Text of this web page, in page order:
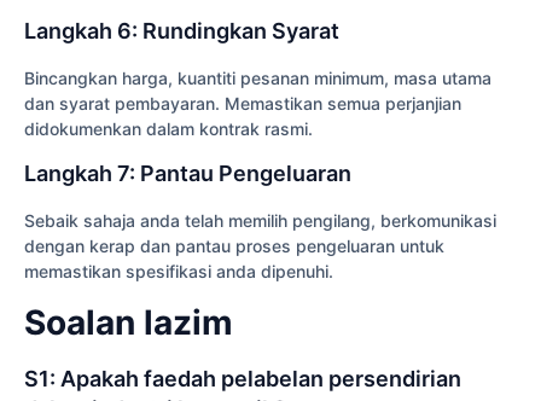
Langkah 6: Rundingkan Syarat
Bincangkan harga, kuantiti pesanan minimum, masa utama
dan syarat pembayaran. Memastikan semua perjanjian
didokumenkan dalam kontrak rasmi.
Langkah 7: Pantau Pengeluaran
Sebaik sahaja anda telah memilih pengilang, berkomunikasi
dengan kerap dan pantau proses pengeluaran untuk
memastikan spesifikasi anda dipenuhi.
Soalan lazim
S1: Apakah faedah pelabelan persendirian